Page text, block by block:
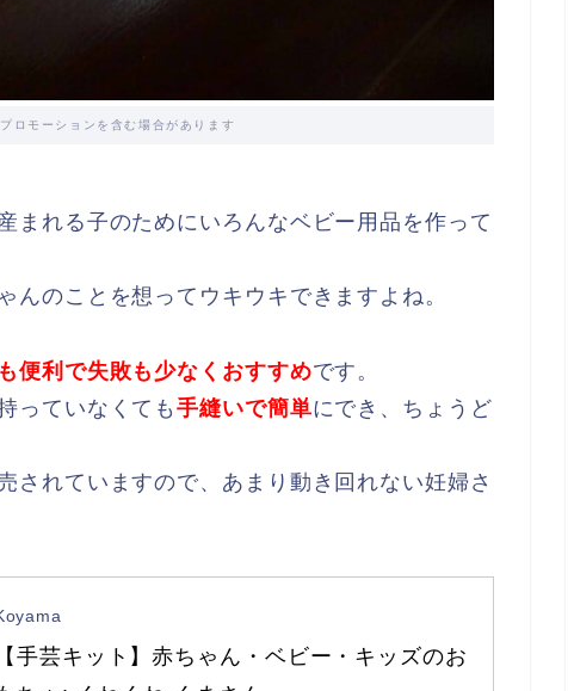
ロモーションを含む場合があります
まれる子のためにいろんなベビー用品を作って
んのことを想ってウキウキできますよね。
便利で失敗も少なくおすすめです。
っていなくても手縫いで簡単にでき、ちょうど
されていますので、あまり動き回れない妊婦さ
【手芸キット】赤ちゃん・ベビー・キッズのお